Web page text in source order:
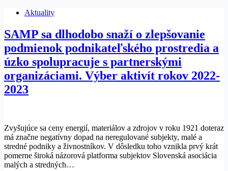
Aktuality
SAMP sa dlhodobo snaží o zlepšovanie
podmienok podnikateľského prostredia a
úzko spolupracuje s partnerskými
organizáciami. Výber aktivít rokov 2022-
2023
Zvyšujúce sa ceny energií, materiálov a zdrojov v roku 1921 doteraz
má značne negatívny dopad na neregulované subjekty, malé a
stredné podniky a živnostníkov. V dôsledku toho vznikla prvý krát
pomerne široká názorová platforma subjektov Slovenská asociácia
malých a stredných…